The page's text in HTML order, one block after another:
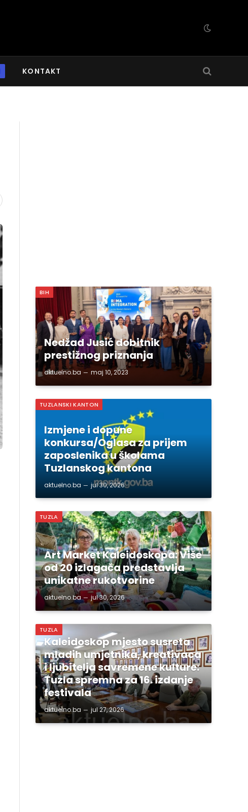
KONTAKT
BIH
Nedžad Jusić dobitnik
prestižnog priznanja
aktuelno.ba maj 10, 2023
TUZLANSKI KANTON
Izmjene i dopune
konkursa/Oglasa za prijem
zaposlenika u školama
Tuzlanskog kantona
aktuelno.ba jul 30, 2026
TUZLA
Art Market Kaleidoskopa: Više
od 20 izlagača predstavlja
unikatne rukotvorine
aktuelno.ba jul 30, 2026
TUZLA
Kaleidoskop mjesto susreta
mladih umjetnika, kreativaca
i ljubitelja savremene kulture:
Tuzla spremna za 16. izdanje
festivala
aktuelno.ba jul 27, 2026